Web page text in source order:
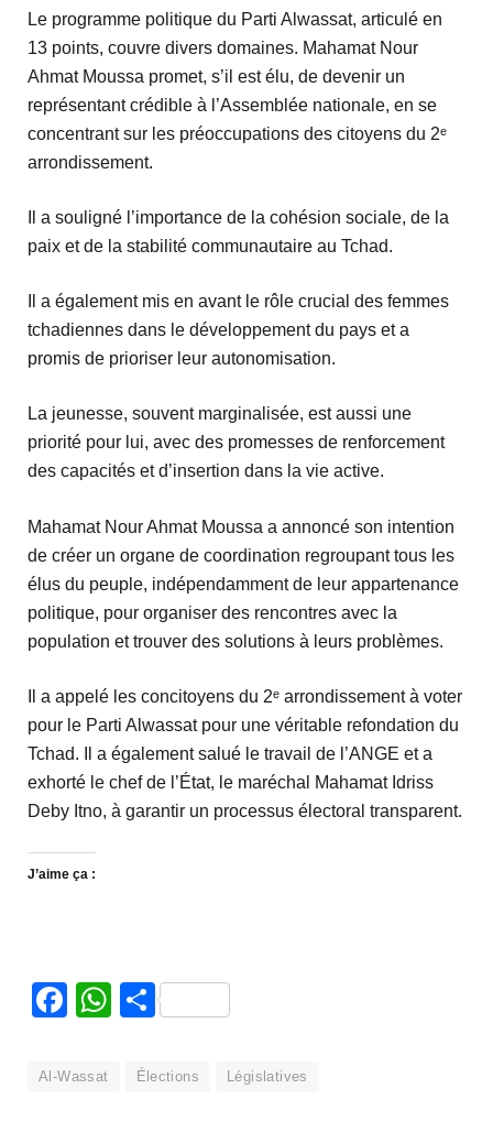
Le programme politique du Parti Alwassat, articulé en
13 points, couvre divers domaines. Mahamat Nour
Ahmat Moussa promet, s’il est élu, de devenir un
représentant crédible à l’Assemblée nationale, en se
concentrant sur les préoccupations des citoyens du 2ᵉ
arrondissement.
Il a souligné l’importance de la cohésion sociale, de la
paix et de la stabilité communautaire au Tchad.
Il a également mis en avant le rôle crucial des femmes
tchadiennes dans le développement du pays et a
promis de prioriser leur autonomisation.
La jeunesse, souvent marginalisée, est aussi une
priorité pour lui, avec des promesses de renforcement
des capacités et d’insertion dans la vie active.
Mahamat Nour Ahmat Moussa a annoncé son intention
de créer un organe de coordination regroupant tous les
élus du peuple, indépendamment de leur appartenance
politique, pour organiser des rencontres avec la
population et trouver des solutions à leurs problèmes.
Il a appelé les concitoyens du 2ᵉ arrondissement à voter
pour le Parti Alwassat pour une véritable refondation du
Tchad. Il a également salué le travail de l’ANGE et a
exhorté le chef de l’État, le maréchal Mahamat Idriss
Deby Itno, à garantir un processus électoral transparent.
J’aime ça :
Facebook
WhatsApp
Partager
Al-Wassat Élections Législatives